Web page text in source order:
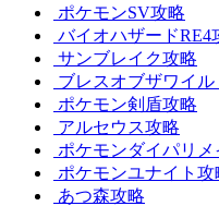
ポケモンSV攻略
バイオハザードRE4
サンブレイク攻略
ブレスオブザワイル
ポケモン剣盾攻略
アルセウス攻略
ポケモンダイパリメ
ポケモンユナイト攻
あつ森攻略